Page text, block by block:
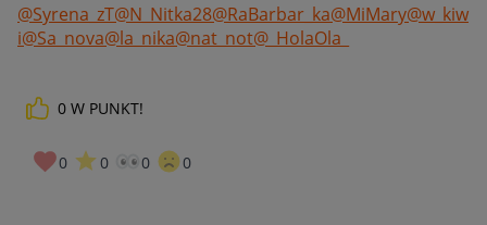
@Syrena_zT@N_Nitka28@RaBarbar_ka@MiMary@w_kiw
i@Sa_nova@la_nika@nat_not@_HolaOla_
0 W PUNKT!
0 0 0 0